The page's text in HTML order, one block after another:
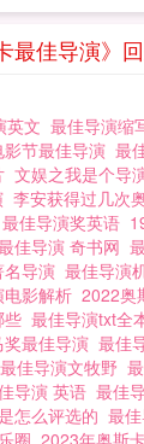
最佳导演》
英文 最佳导演缩
节最佳导演 最
文娱之我是个导
李安获得过几次
最佳导演奖英语
佳导演 奇书网
导演 最佳导演
影解析 2022奥
些 最佳导演txt全
最佳导演 最佳
最佳导演文牧野
导演 英语 最佳
怎么评选的 最
圈 2023年奥斯